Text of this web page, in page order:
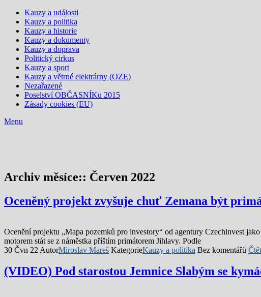
Kauzy a události
Kauzy a politika
Kauzy a historie
Kauzy a dokumenty
Kauzy a doprava
Politický cirkus
Kauzy a sport
Kauzy a větrné elektrárny (OZE)
Nezařazené
Poselství OBČASNÍKu 2015
Zásady cookies (EU)
Menu
Archiv měsíce:: Červen 2022
Oceněný projekt zvyšuje chuť Zemana být
Ocenění projektu „Mapa pozemků pro investory“ od agentury Czechinvest
motorem stát se z náměstka příštím primátorem Jihlavy. Podle
30 Čvn 22 AutorMiroslav Mareš KategorieKauzy a politika Bez komentářů
(VIDEO) Pod starostou Jemnice Slabým se